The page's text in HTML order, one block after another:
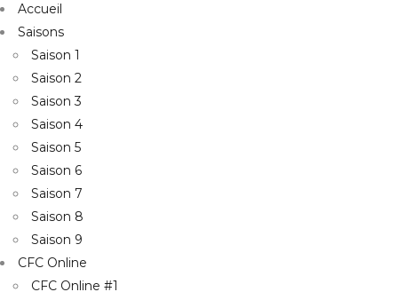
Accueil
Saisons
Saison 1
Saison 2
Saison 3
Saison 4
Saison 5
Saison 6
Saison 7
Saison 8
Saison 9
CFC Online
CFC Online #1